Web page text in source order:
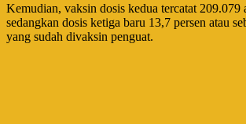
Kemudian, vaksin dosis kedua tercatat 209.079
sedangkan dosis ketiga baru 13,7 persen atau
yang sudah divaksin penguat.